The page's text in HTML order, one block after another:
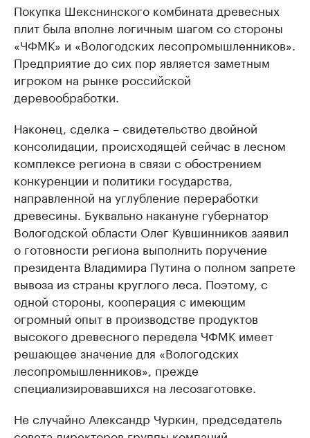
Покупка Шекснинского комбината древесных
плит была вполне логичным шагом со стороны
«ЧФМК» и «Вологодских лесопромышленников».
Предприятие до сих пор является заметным
игроком на рынке российской
деревообработки.
Наконец, сделка – свидетельство двойной
консолидации, происходящей сейчас в лесном
комплексе региона в связи с обострением
конкуренции и политики государства,
направленной на углубление переработки
древесины. Буквально накануне губернатор
Вологодской области Олег Кувшинников заявил
о готовности региона выполнить поручение
президента Владимира Путина о полном запрете
вывоза из страны круглого леса. Поэтому, с
одной стороны, кооперация с имеющим
огромный опыт в производстве продуктов
высокого древесного передела ЧФМК имеет
решающее значение для «Вологодских
лесопромышленников», прежде
специализировавшихся на лесозаготовке.
Не случайно Александр Чуркин, председатель